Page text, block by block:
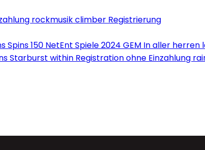
rockmusik climber Registrierung
150 NetEnt Spiele 2024 GEM In aller
within Registration ohne Einzahlung